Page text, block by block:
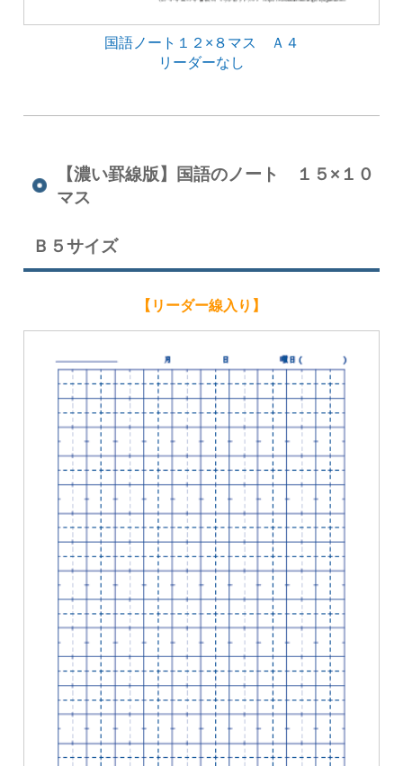
国語ノート１２×８マス Ａ４
リーダーなし
【濃い罫線版】国語のノート １５×１０
マス
Ｂ５サイズ
【リーダー線入り】